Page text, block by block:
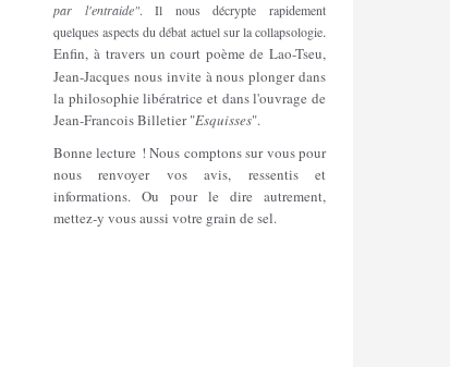
par l'entraide". Il nous décrypte rapidement
quelques aspects du débat actuel sur la collapsologie.
Enfin, à travers un court poème de Lao-Tseu,
Jean-Jacques nous invite à nous plonger dans
la philosophie libératrice et dans l'ouvrage de
Jean-Francois Billetier "Esquisses".
Bonne lecture ! Nous comptons sur vous pour
nous renvoyer vos avis, ressentis et
informations. Ou pour le dire autrement,
mettez-y vous aussi votre grain de sel.